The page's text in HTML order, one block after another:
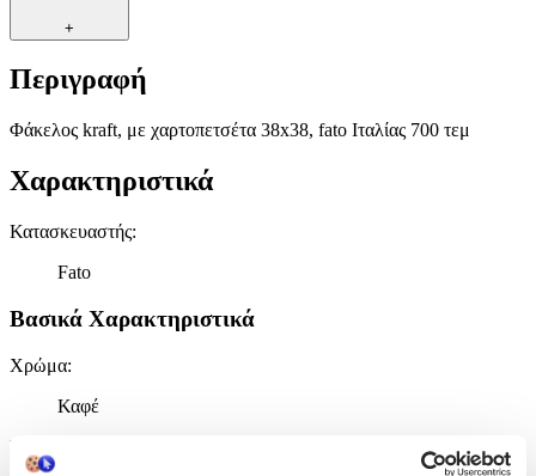
+
Περιγραφή
Φάκελος kraft, με χαρτοπετσέτα 38x38, fato Ιταλίας 700 τεμ
Χαρακτηριστικά
Κατασκευαστής:
Fato
Βασικά Χαρακτηριστικά
Χρώμα:
Καφέ
Είδος